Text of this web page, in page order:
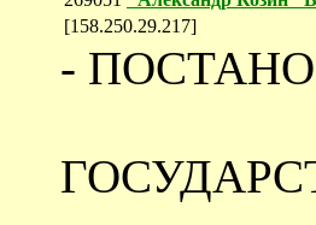
[158.250.29.217]
-